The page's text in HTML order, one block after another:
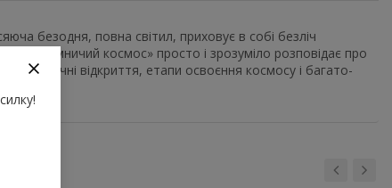
безодня, повна світил, приховує в собі безліч
«Таємничий космос» просто і зрозуміло розповідає про
відкриття, етапи освоєння космосу і багато-